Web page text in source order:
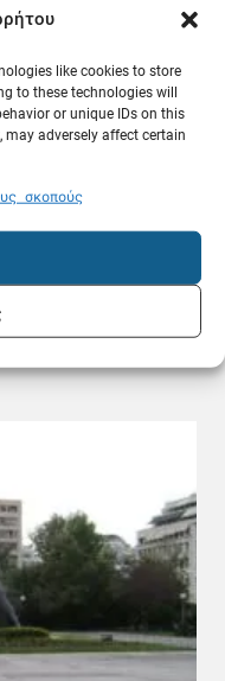
like cookies to store
to these technologies will
or unique IDs on this
adversely affect certain
σκοπούς
στα